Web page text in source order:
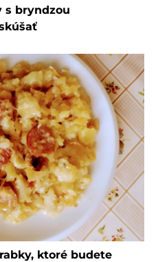
s bryndzou
ktoré budete